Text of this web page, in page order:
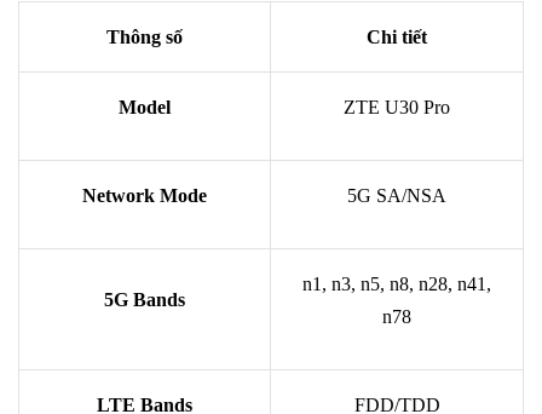
Thông số Chi tiết
Model ZTE U30 Pro
Network Mode 5G SA/NSA
5G Bands
n1, n3, n5, n8, n28, n41,
n78
LTE Bands FDD/TDD